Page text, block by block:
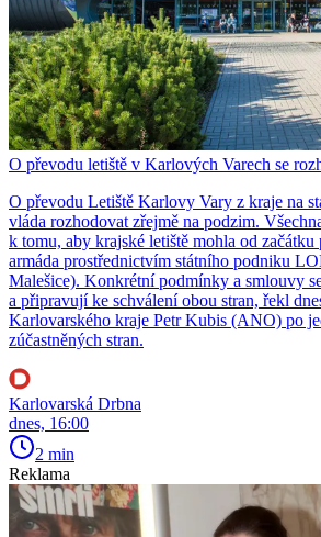
O převodu letiště v Karlových Varech se
O převodu Letiště Karlovy Vary z kraje na
vláda rozhodovat zřejmě na podzim.
k tomu, aby krajské letiště mohla od
armáda prostřednictvím státního podniku
Malešice). Konkrétní podmínky a smlouvy
a připravují ke schválení obou stran, řekl
Karlovarského kraje Petr Kubis (ANO) po
zúčastněných stran.
Karlovarská Drbna
dnes, 16:00
2 min
Reklama